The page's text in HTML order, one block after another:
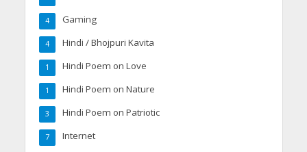
Gaming
4
Hindi / Bhojpuri Kavita
4
Hindi Poem on Love
1
Hindi Poem on Nature
1
Hindi Poem on Patriotic
3
Internet
7